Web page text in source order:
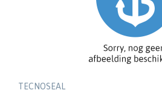
TECNOSEAL